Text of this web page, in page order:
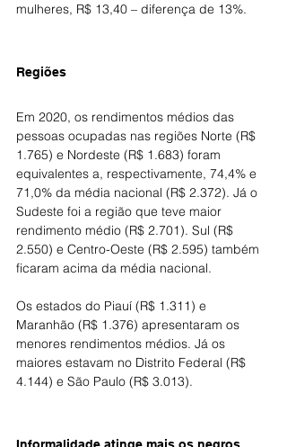
mulheres, R$ 13,40 – diferença de 13%.
Regiões
Em 2020, os rendimentos médios das
pessoas ocupadas nas regiões Norte (R$
1.765) e Nordeste (R$ 1.683) foram
equivalentes a, respectivamente, 74,4% e
71,0% da média nacional (R$ 2.372). Já o
Sudeste foi a região que teve maior
rendimento médio (R$ 2.701). Sul (R$
2.550) e Centro-Oeste (R$ 2.595) também
ficaram acima da média nacional.
Os estados do Piauí (R$ 1.311) e
Maranhão (R$ 1.376) apresentaram os
menores rendimentos médios. Já os
maiores estavam no Distrito Federal (R$
4.144) e São Paulo (R$ 3.013).